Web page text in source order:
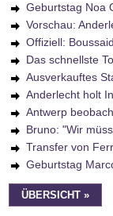
Geburtstag Noa
Vorschau:
Offiziell:
Das schnellste
Ausverkauftes
Anderlecht holt
Antwerp
Bruno: "Wir
Transfer von
Geburtstag
ÜBERSICHT »